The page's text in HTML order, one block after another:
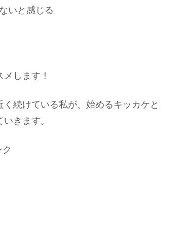
いと感じる
します！
続けている私が、始めるキッカケと
きます。